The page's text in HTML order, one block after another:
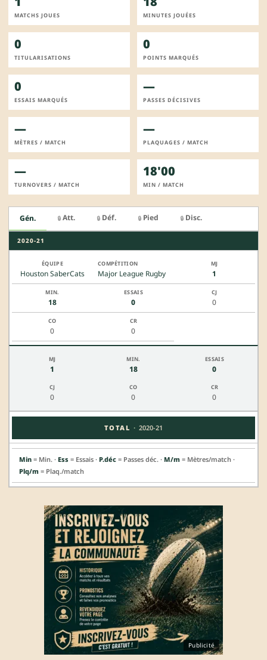
MATCHS JOUES MINUTES JOUÉES
0
TITULARISATIONS
0
POINTS MARQUÉS
0
ESSAIS MARQUÉS
—
PASSES DÉCISIVES
—
MÈTRES / MATCH
—
PLAQUAGES / MATCH
—
TURNOVERS / MATCH
18'00
MIN / MATCH
Gén. 🔒 Att. 🔒 Déf. 🔒 Pied 🔒 Disc.
2020-21
Houston SaberCats Major League Rugby 1
18 0 0
0 0
1 18 0
0 0 0
TOTAL · 2020-21
Min = Min. · Ess = Essais · P.déc = Passes déc. · M/m = Mètres/match ·
Plq/m = Plaq./match
Publicité